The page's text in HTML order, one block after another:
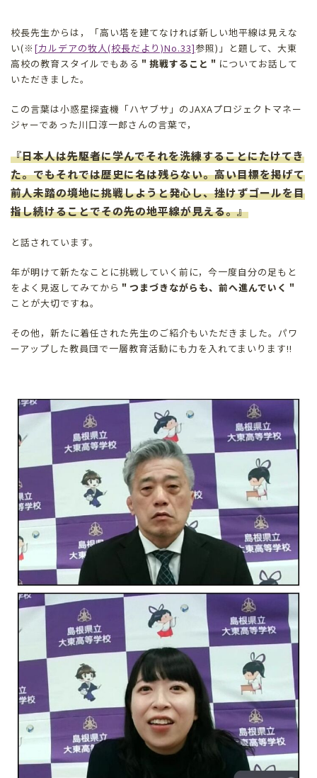
校長先生からは，「高い塔を建てなければ新しい地平線は見えな
い(※ [カルデアの牧人(校長だより)No.33]参照)」と題して、大東
高校の教育スタイルでもある ＂挑戦すること＂ についてお話して
いただきました。
この言葉は小惑星探査機「ハヤブサ」のJAXAプロジェクトマネー
ジャーであった川口淳一郎さんの言葉で，
『日本人は先駆者に学んでそれを洗練することにたけてき
た。でもそれでは歴史に名は残らない。高い目標を掲げて
前人未踏の境地に挑戦しようと発心し、挫けずゴールを目
指し続けることでその先の地平線が見える。』
と話されています。
年が明けて新たなことに挑戦していく前に，今一度自分の足もと
をよく見返してみてから ＂つまづきながらも、前へ進んでいく＂
ことが大切ですね。
その他，新たに着任された先生のご紹介もいただきました。パワ
ーアップした教員団で一層教育活動にも力を入れてまいります!!